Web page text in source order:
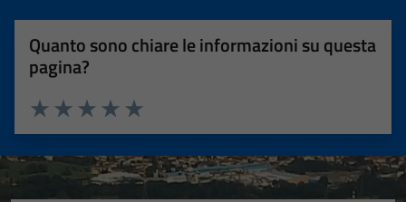
Quanto sono chiare le informazioni su questa
pagina?
Valuta 5 stelle su 5
Valuta 4 stelle su 5
Valuta 3 stelle su 5
Valuta 2 stelle su 5
Valuta 1 stelle su 5